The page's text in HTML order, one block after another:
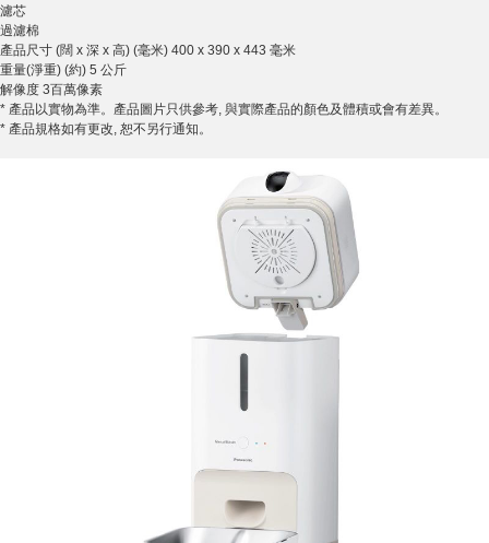
濾芯
過濾棉
產品尺寸 (闊 x 深 x 高) (毫米) 400 x 390 x 443 毫米
重量(淨重) (約) 5 公斤
解像度 3百萬像素
* 產品以實物為準。產品圖片只供參考, 與實際產品的顏色及體積或會有差異。
* 產品規格如有更改, 恕不另行通知。